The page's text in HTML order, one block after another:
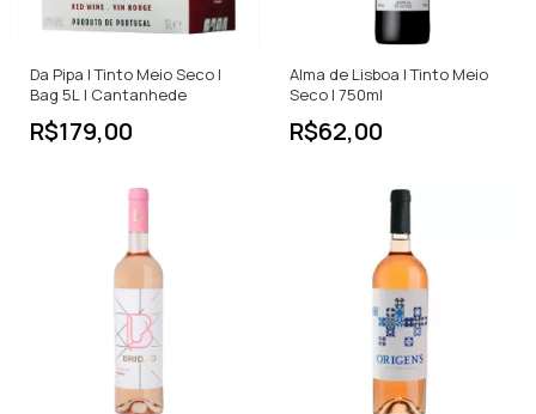
Da Pipa | Tinto Meio Seco |
Bag 5L | Cantanhede
R$179,00
Alma de Lisboa | Tinto Meio
Seco | 750ml
R$62,00